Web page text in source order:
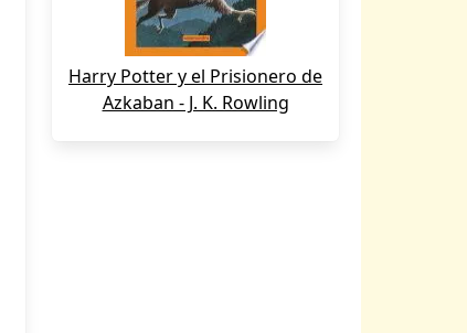
Harry Potter y el Prisionero de
Azkaban - J. K. Rowling